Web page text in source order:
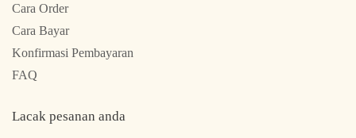
Cara Order
Cara Bayar
Konfirmasi Pembayaran
FAQ
Lacak pesanan anda